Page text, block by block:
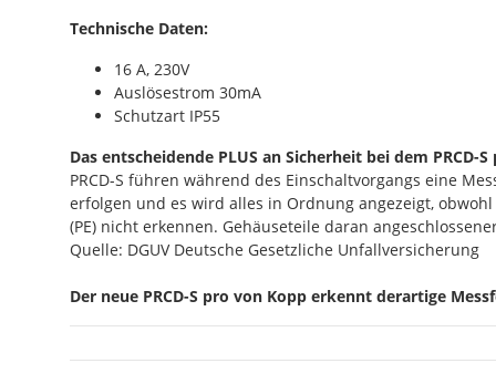
Technische Daten:
16 A, 230V
Auslösestrom 30mA
Schutzart IP55
Das entscheidende PLUS an Sicherheit bei dem PRCD-S
PRCD-S führen während des Einschaltvorgangs eine
erfolgen und es wird alles in Ordnung angezeigt,
(PE) nicht erkennen. Gehäuseteile daran
Quelle: DGUV Deutsche Gesetzliche Unfallversicherung
Der neue PRCD-S pro von Kopp erkennt derartige